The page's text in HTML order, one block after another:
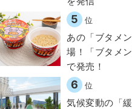
5 位
あの「ブタメ
場！「ブタメ
で発売！
6 位
気候変動の「